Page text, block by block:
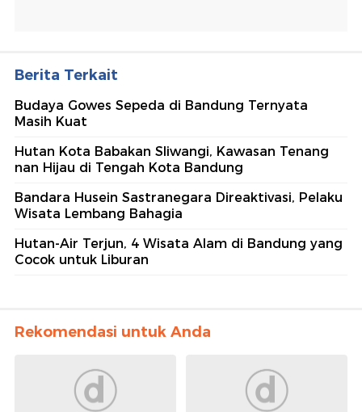
Berita Terkait
Budaya Gowes Sepeda di Bandung Ternyata
Masih Kuat
Hutan Kota Babakan Sliwangi, Kawasan Tenang
nan Hijau di Tengah Kota Bandung
Bandara Husein Sastranegara Direaktivasi, Pelaku
Wisata Lembang Bahagia
Hutan-Air Terjun, 4 Wisata Alam di Bandung yang
Cocok untuk Liburan
Rekomendasi untuk Anda